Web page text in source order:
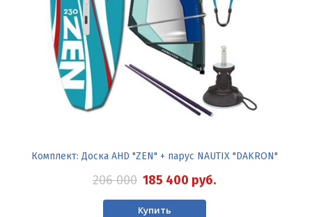
Комплект: Доска AHD "ZEN" + парус NAUTIX "DAKRON"
206 000 185 400 руб.
Купить